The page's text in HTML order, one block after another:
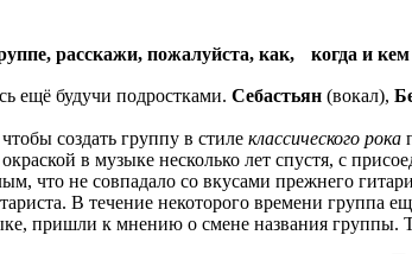
расскажи, пожалуйста, как, когда и кем
ещё будучи подростками. Себастьян (вокал),
создать группу в стиле классического рока
в музыке несколько лет спустя, с
что не совпадало со вкусами прежнего
В течение некоторого времени группа
пришли к мнению о смене названия группы.